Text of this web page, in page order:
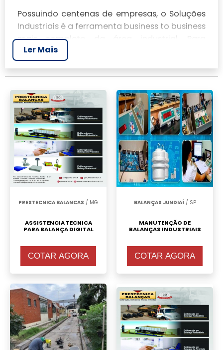
Possuindo centenas de empresas, o Soluções
Industriais é a ferramenta business to business
mais completo da área industrial. Para
realizar um orçamento de Assistência técnica
balança elgin, clique em um ou mais dos
anuciantes a seguir:
Veja mais:Calibração de Balanças|
Manutenção de Balanças​|Conserto de
Balança|Conserto de Balança Digital|
Calibragem de Balança.
Ler Mais
PRESTECNICA BALANCAS / MG
ASSISTENCIA TECNICA
PARA BALANÇA DIGITAL
COTAR AGORA
BALANÇAS JUNDIAÍ / SP
MANUTENÇÃO DE
BALANÇAS INDUSTRIAIS
COTAR AGORA